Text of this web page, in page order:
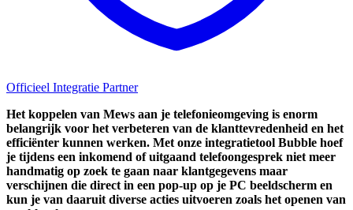
Officieel Integratie Partner
Het koppelen van Mews aan je telefonieomgeving is enorm
belangrijk voor het verbeteren van de klanttevredenheid en het
efficiënter kunnen werken. Met onze integratietool Bubble hoef
je tijdens een inkomend of uitgaand telefoongesprek niet meer
handmatig op zoek te gaan naar klantgegevens maar
verschijnen die direct in een pop-up op je PC beeldscherm en
kun je van daaruit diverse acties uitvoeren zoals het openen van